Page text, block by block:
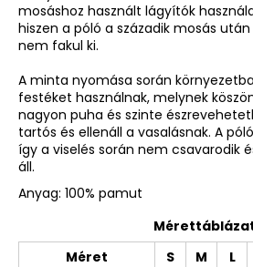
mosáshoz használt lágyítók
hiszen a póló a századik mosás
nem fakul ki.
A minta nyomása során
festéket használnak, melynek
nagyon puha és szinte
tartós és ellenáll a vasalásnak. A
így a viselés során nem csavarodik
áll.
Anyag: 100% pamut
Méret
S M L